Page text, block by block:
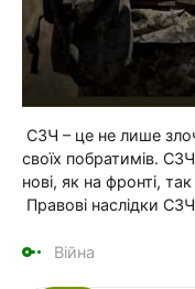
СЗЧ – це не лише
своїх побратимів.
нові, як на фронті,
Правові наслідки
Війна